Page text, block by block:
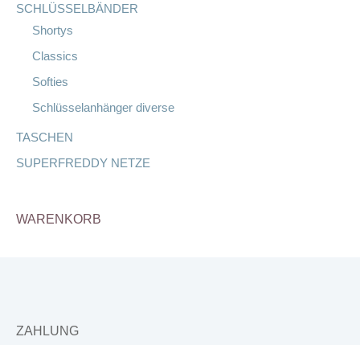
SCHLÜSSELBÄNDER
Shortys
Classics
Softies
Schlüsselanhänger diverse
TASCHEN
SUPERFREDDY NETZE
WARENKORB
ZAHLUNG